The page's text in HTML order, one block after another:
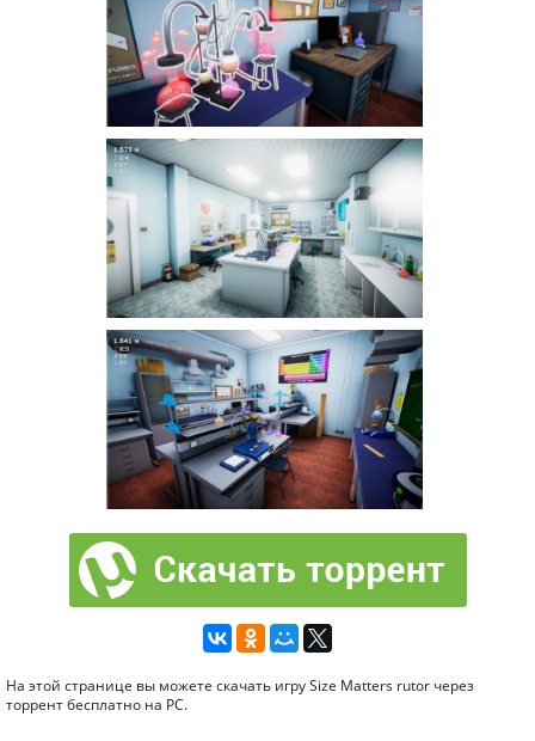
На этой странице вы можете скачать игру Size Matters rutor через
торрент бесплатно на PC.